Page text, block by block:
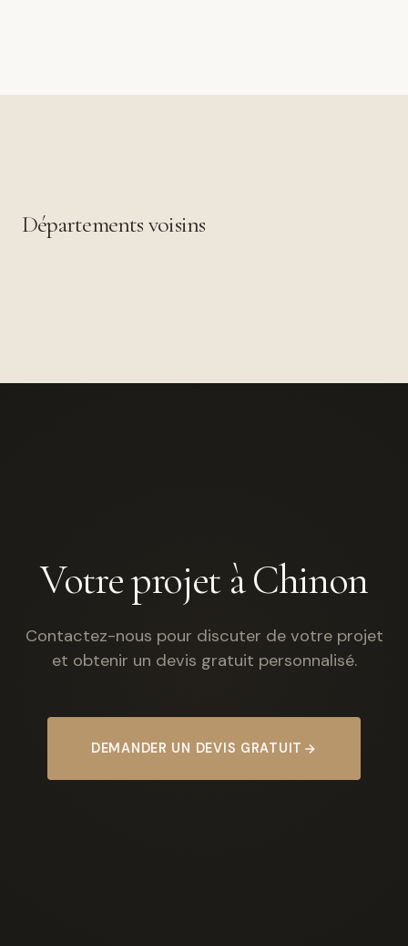
Départements voisins
Votre projet à Chinon
Contactez-nous pour discuter de votre projet
et obtenir un devis gratuit personnalisé.
DEMANDER UN DEVIS GRATUIT